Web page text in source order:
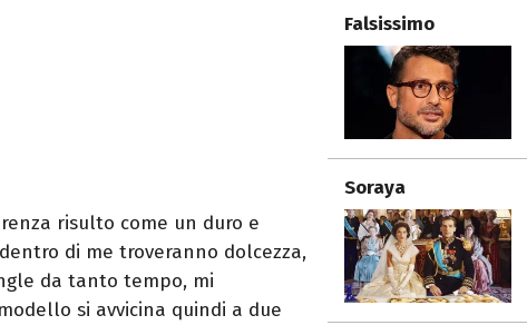
risulto come un duro e
di me troveranno dolcezza,
da tanto tempo, mi
si avvicina quindi a due
Falsissimo
Soraya